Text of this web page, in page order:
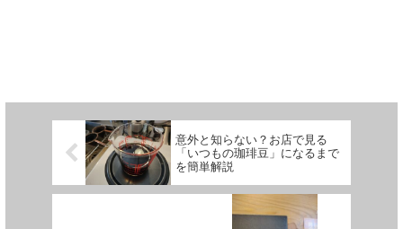
意外と知らない？お店で見る
「いつもの珈琲豆」になるまで
を簡単解説